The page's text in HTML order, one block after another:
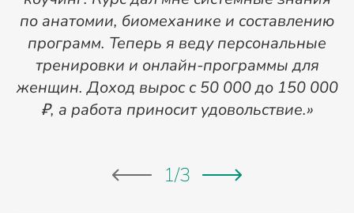
по анатомии, биомеханике и составлению
программ. Теперь я веду персональные
тренировки и онлайн-программы для
женщин. Доход вырос с 50 000 до 150 000
₽, а работа приносит удовольствие.»
1/3